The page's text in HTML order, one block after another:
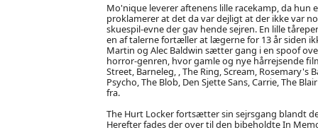
Mo'nique leverer aftenens lille racekamp, da
proklamerer at det da var dejligt at der ikke var
skuespil-evne der gav hende sejren. En lille
en af talerne fortæller at lægerne for 13 år siden
Martin og Alec Baldwin sætter gang i en spoof
horror-genren, hvor gamle og nye hårrejsende
Street, Barneleg, , The Ring, Scream, Rosemary's
Psycho, The Blob, Den Sjette Sans, Carrie, The
fra.
The Hurt Locker fortsætter sin sejrsgang blandt
Herefter fades der over til den bibeholdte In